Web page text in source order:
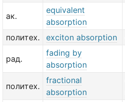
ак.
equivalent
absorption
политех.
exciton absorption
рад.
fading by
absorption
политех.
fractional
absorption